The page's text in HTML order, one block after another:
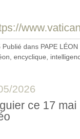
Publié dans PAPE LÉON
encyclique
2026
ce 17